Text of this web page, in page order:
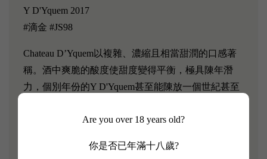
Are you over 18 years old?
你是否已年滿十八歲?
Y D'Yquem 2017
#滴金 #JS98
Chateau D’Yquem以複雜、濃縮且相當甜潤的口感著
稱。酒中爽脆的酸度使甜度變得平衡，極具陳年潛
力，個別年份的Y D'Yquem甚至能陳放一個世紀甚至
和風味會變得更為複雜且迷人，酒液的顏色也會從明